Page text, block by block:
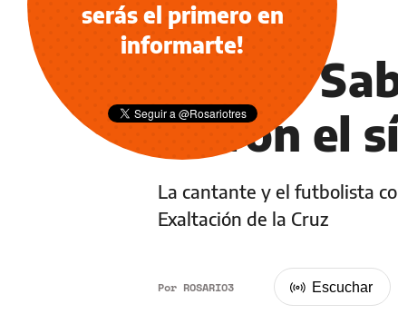
OCIO
Oriana
dieron el
La cantante y el futbolista
Exaltación de la Cruz
Por ROSARIO3
serás el primero en
informarte!